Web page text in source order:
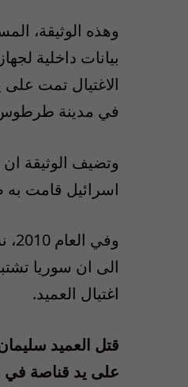
وهذه الوثيقة،
بيانات داخلية
الاغتيال تمت على
في مدينة طرطوس
وتضيف الوثيقة ان
اسرائيل قامت
الى ان سوريا
اغتيال العميد.
على يد قناصة